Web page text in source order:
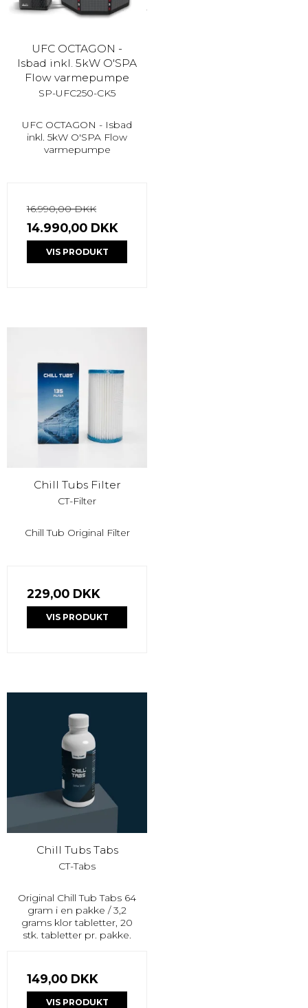
UFC OCTAGON -
Isbad inkl. 5kW O'SPA
Flow varmepumpe
SP-UFC250-CK5
UFC OCTAGON - Isbad
inkl. 5kW O'SPA Flow
varmepumpe
16.990,00 DKK
14.990,00 DKK
VIS PRODUKT
Chill Tubs Filter
CT-Filter
Chill Tub Original Filter
229,00 DKK
VIS PRODUKT
Chill Tubs Tabs
CT-Tabs
Original Chill Tub Tabs 64
gram i en pakke / 3,2
grams klor tabletter, 20
stk. tabletter pr. pakke.
149,00 DKK
VIS PRODUKT